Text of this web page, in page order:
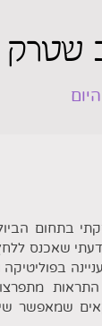
שטרק
היום
בתחום
שאכנס
שמאפשר